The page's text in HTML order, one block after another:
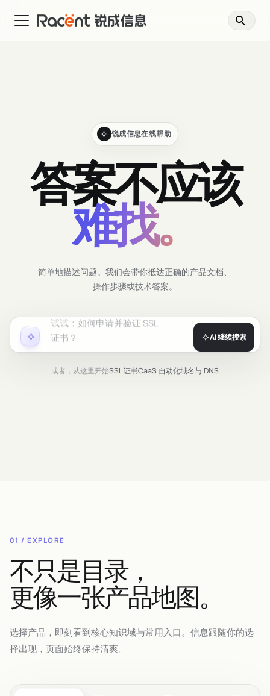
锐成信息在线帮助
答案不应该
难找。
简单地描述问题。我们会带你抵达正确的产品文档、
操作步骤或技术答案。
试试：如何申请并验证 SSL
证书？
AI 继续搜索
或者，从这里开始SSL 证书CaaS 自动化域名与 DNS
01 / EXPLORE
不只是目录，
更像一张产品地图。
选择产品，即刻看到核心知识域与常用入口。信息跟随你的选
择出现，页面始终保持清爽。